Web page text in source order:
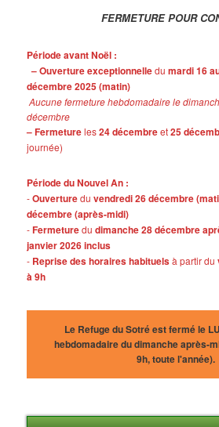
FERMETURE POUR
Période avant Noël :
– Ouverture exceptionnelledumardi 16
décembre 2025 (matin)
Aucune fermeture hebdomadaire le
décembre
– Fermetureles24 décembreet25
journée)
Période du Nouvel An :
-Ouvertureduvendredi 26 décembre
décembre (après-midi)
-Fermeturedudimanche 28 décembre
janvier 2026 inclus
- Reprise des horaires habituelsà partir du
à 9h
Le Refuge du Sotré est fermé le
hebdomadaire du dimanche après-
9h, toute l'année).